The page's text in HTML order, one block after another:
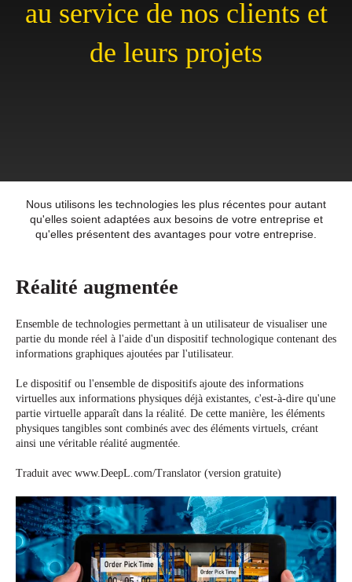
au service de nos clients et
de leurs projets
Nous utilisons les technologies les plus récentes pour autant
qu'elles soient adaptées aux besoins de votre entreprise et
qu'elles présentent des avantages pour votre entreprise.
Réalité augmentée
Ensemble de technologies permettant à un utilisateur de visualiser une
partie du monde réel à l'aide d'un dispositif technologique contenant des
informations graphiques ajoutées par l'utilisateur.
Le dispositif ou l'ensemble de dispositifs ajoute des informations
virtuelles aux informations physiques déjà existantes, c'est-à-dire qu'une
partie virtuelle apparaît dans la réalité. De cette manière, les éléments
physiques tangibles sont combinés avec des éléments virtuels, créant
ainsi une véritable réalité augmentée.
Traduit avec www.DeepL.com/Translator (version gratuite)